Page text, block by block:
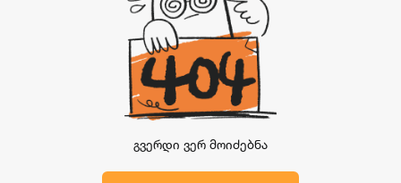
გვერდი ვერ მოიძებნა